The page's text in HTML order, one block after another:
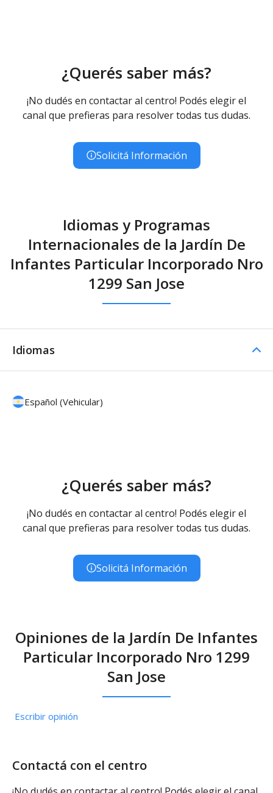
¿Querés saber más?
¡No dudés en contactar al centro! Podés elegir el
canal que prefieras para resolver todas tus dudas.
Solicitá Información
Idiomas y Programas
Internacionales de la Jardín De
Infantes Particular Incorporado Nro
1299 San Jose
Idiomas
Español (Vehicular)
¿Querés saber más?
¡No dudés en contactar al centro! Podés elegir el
canal que prefieras para resolver todas tus dudas.
Solicitá Información
Opiniones de la Jardín De Infantes
Particular Incorporado Nro 1299
San Jose
Escribir opinión
Contactá con el centro